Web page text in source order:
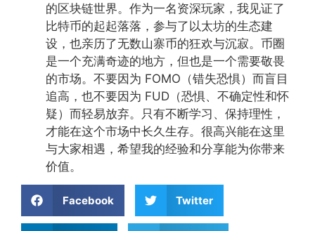
的区块链世界。作为一名资深玩家，我见证了
比特币的起起落落，参与了以太坊的生态建
设，也亲历了无数山寨币的狂欢与沉寂。币圈
是一个充满奇迹的地方，但也是一个需要敬畏
的市场。不要因为 FOMO（错失恐惧）而盲目
追高，也不要因为 FUD（恐惧、不确定性和怀
疑）而轻易放弃。只有不断学习、保持理性，
才能在这个市场中长久生存。很高兴能在这里
与大家相遇，希望我的经验和分享能为你带来
价值。
Facebook Twitter